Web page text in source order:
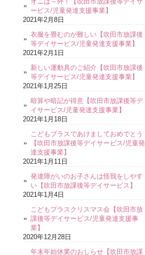
ービス/児童発達支援事業】
2021年2月8日
衣服を畳むのが難しい【吹田市放課後
等デイサービス/児童発達支援事業】
2021年2月1日
新しい運動具のご紹介【吹田市放課後
等デイサービス/児童発達支援事業】
2021年1月25日
暗算や暗記が得意【吹田市放課後等デ
イサービス/児童発達支援事業】
2021年1月18日
こどもプラスであけましておめでとう
【吹田市放課後等デイサービス/児童発
達支援事業】
2021年1月11日
発達障がいのお子さんは怪我をしやす
い【吹田市放課後等デイサービス】
2021年1月4日
こどもプラスクリスマス会【吹田市放
課後等デイサービス/児童発達支援事
業】
2020年12月28日
年末年始休業のおしらせ【吹田市放課